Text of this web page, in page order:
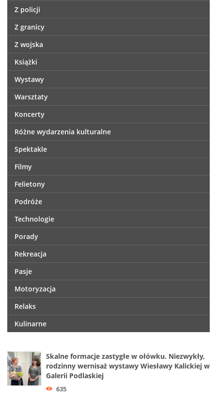
Z policji
Z granicy
Z wojska
Książki
Wystawy
Warsztaty
Koncerty
Różne wydarzenia kulturalne
Spektakle
Filmy
Felietony
Podróże
Technologie
Porady
Rekreacja
Pasje
Motoryzacja
Relaks
Kulinarne
Skalne formacje zastygłe w ołówku. Niezwykły,
rodzinny wernisaż wystawy Wiesławy Kalickiej w
Galerii Podlaskiej
635